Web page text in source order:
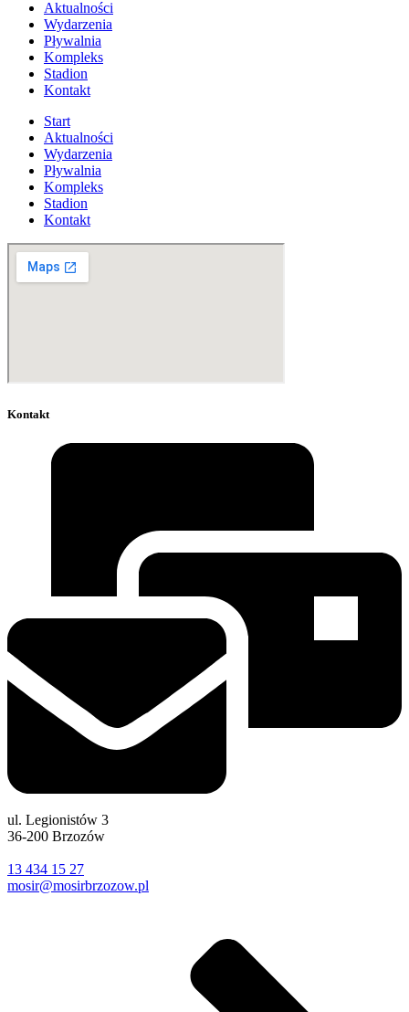
Aktualności
Wydarzenia
Pływalnia
Kompleks
Stadion
Kontakt
Start
Aktualności
Wydarzenia
Pływalnia
Kompleks
Stadion
Kontakt
Kontakt
ul. Legionistów 3
36-200 Brzozów
13 434 15 27
mosir@mosirbrzozow.pl